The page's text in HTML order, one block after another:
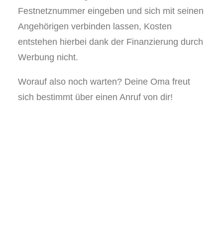
Festnetznummer eingeben und sich mit seinen
Angehörigen verbinden lassen, Kosten
entstehen hierbei dank der Finanzierung durch
Werbung nicht.
Worauf also noch warten? Deine Oma freut
sich bestimmt über einen Anruf von dir!